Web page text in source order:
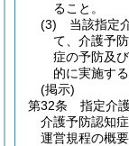
ること。
(3)
当該指定
て、介護予
症の予防及
的に実施する
(掲示)
第32条
指定介
介護予防認知
運営規程の概